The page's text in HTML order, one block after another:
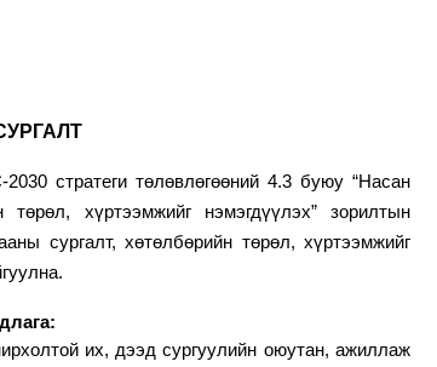
стратеги төлөвлөгөөний 4.3 буюу “Насан
хүртээмжийг нэмэгдүүлэх” зорилтын
сургалт, хөтөлбөрийн төрөл, хүртээмжийг
их, дээд сургуулийн оюутан, ажиллаж